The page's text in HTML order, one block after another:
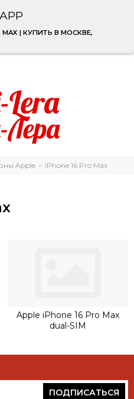
MAX | КУПИТЬ В МОСКВЕ,
Apple iPhone 16 Pro Max
Apple iPhone 16 Pro Max
dual-SIM
ПОДПИСАТЬСЯ